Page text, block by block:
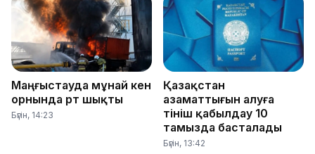
Маңғыстауда мұнай кен
орнында өрт шықты
Бүгін, 14:23
Қазақстан
азаматтығын алуға
өтініш қабылдау 10
тамызда басталады
Бүгін, 13:42